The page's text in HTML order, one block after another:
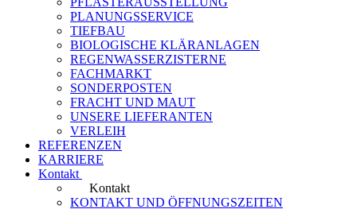
PLANUNGSSERVICE
TIEFBAU
BIOLOGISCHE KLÄRANLAGEN
REGENWASSERZISTERNE
FACHMARKT
SONDERPOSTEN
FRACHT UND MAUT
UNSERE LIEFERANTEN
VERLEIH
REFERENZEN
KARRIERE
Kontakt
Kontakt
KONTAKT UND ÖFFNUNGSZEITEN